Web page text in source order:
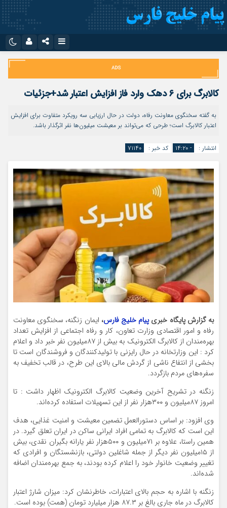
اینستاگرام
تلگرام
سروش
ایتا
آپارات
اپلیکیشن
نام کاربری یا نشانی ایمیل
رمز عبور
کالابرگ برای ۶ دهک وارد فاز افزایش اعتبار شد+جزئیات
به گفته سخنگوی معاونت رفاه، دولت در حال ارزیابی سه رویکرد متفاوت برای افزایش
اعتبار کالابرگ است؛ طرحی که می‌تواند بر معیشت میلیون‌ها نفر اثرگذار باشد.
انتشار : - ۱۴:۲۰ کد خبر : ۷۱۱۴۰
به گزارش پایگاه خبریپیام خلیج فارس، ایمان زنگنه، سخنگوی معاونت
رفاه و امور اقتصادی وزارت تعاون، کار و رفاه اجتماعی از افزایش تعداد
بهره‌مندان از کالابرگ الکترونیک به بیش از ۸۷میلیون نفر خبر داد و اعلام
کرد : این وزارتخانه در حال رایزنی با تولیدکنندگان و فروشندگان است تا
بخشی از انتفاع ناشی از گردش مالی بالای این طرح، در قالب تخفیف به
سفره‌های مردم بازگردد.
زنگنه در تشریح آخرین وضعیت کالابرگ الکترونیک اظهار داشت : تا
امروز ۸۷میلیون و ۳۰۰هزار نفر از این تسهیلات استفاده کرده‌اند.
وی افزود: بر اساس دستورالعمل تضمین معیشت و امنیت غذایی، هدف
این است که کالابرگ به تمامی افراد ایرانی ساکن در ایران تعلق گیرد. در
همین راستا، علاوه بر ۷۱میلیون و ۵۰۰هزار نفر یارانه بگیران نقدی، بیش
از ۱۵میلیون نفر دیگر از جمله شاغلین دولتی، بازنشستگان و افرادی که
تغییر وضعیت خانوار خود را اعلام کرده بودند، به جمع بهره‌مندان اضافه
شده‌اند.
زنگنه با اشاره به حجم بالای اعتبارات، خاطرنشان کرد: میزان شارژ اعتبار
کالابرگ در ماه جاری بالغ بر ۸۷.۳ هزار میلیارد تومان (همت) بوده است.